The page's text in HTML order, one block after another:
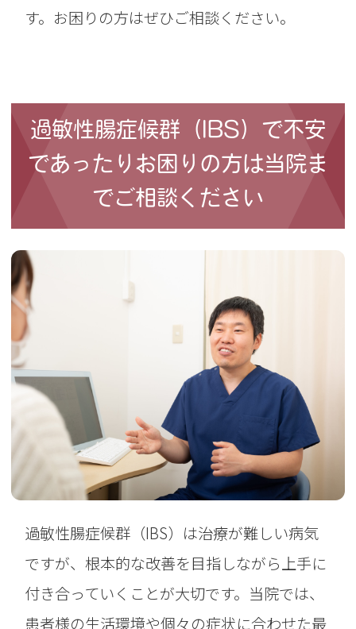
す。お困りの方はぜひご相談ください。
過敏性腸症候群（IBS）で不安
であったりお困りの方は当院ま
でご相談ください
過敏性腸症候群（IBS）は治療が難しい病気
ですが、根本的な改善を目指しながら上手に
付き合っていくことが大切です。当院では、
患者様の生活環境や個々の症状に合わせた最